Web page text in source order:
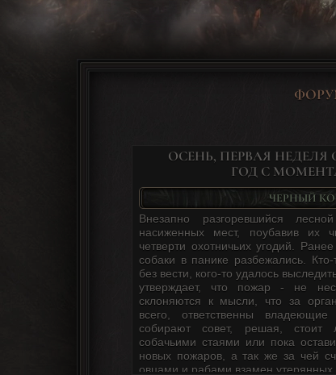
ОСЕНЬ, ПЕРВАЯ НЕДЕЛЯ
ГОД С
ЧЕРНЫЙ
Внезапно разгоревшийся
насиженных мест, поубавив их
четверти охотничьих угодий.
собаки в панике разбежались.
без вести, кого-то удалось
утверждает, что пожар - не
склоняются к мысли, что за
всего, ответственны
собирают совет, решая, стоит
собачьими стаями или пока
новых пожаров, а так же за чей
овцами и рабами взамен утерянных.